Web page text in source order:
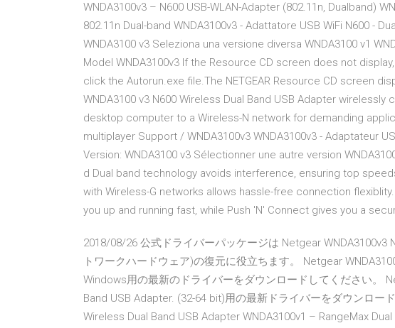
WNDA3100v3 – N600 USB-WLAN-Adapter (802.11n, Dualband)
802.11n Dual-band WNDA3100v3 - Adattatore USB WiFi N600 -
WNDA3100 v3 Seleziona una versione diversa WNDA3100 v1
Model WNDA3100v3 If the Resource CD screen does not
click the Autorun.exe file.The NETGEAR Resource CD screen
WNDA3100 v3 N600 Wireless Dual Band USB Adapter
desktop computer to a Wireless-N network for demanding
multiplayer Support / WNDA3100v3 WNDA3100v3 - Adaptateur
Version: WNDA3100 v3 Sélectionner une autre version
d Dual band technology avoids interference, ensuring top
with Wireless-G networks allows hassle-free connection
you up and running fast, while Push 'N' Connect gives you a
2018/08/26 公式ドライバーパッケージは Netgear WNDA3100v3
トワークハードウェア)の復元に役立ちます。 Netgear
Windows用の最新のドライバーをダウンロードしてください。
Band USB Adapter. (32-64 bit)用の最新ドライバーをダウンロー
Wireless Dual Band USB Adapter WNDA3100v1 – RangeMax